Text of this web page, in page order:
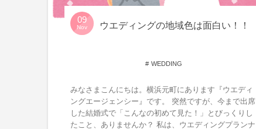
09
Nov ウエディングの地域色は面白い！！
WEDDING
みなさまこんにちは。横浜元町にあります『ウエディ
ングエージェンシー』です。 突然ですが、今まで出席
した結婚式で「こんなの初めて見た！」とびっくりし
たこと、ありませんか？ 私は、ウエディングプランナ